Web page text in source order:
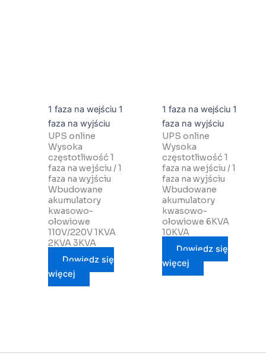
1 faza na wejściu 1
faza na wyjściu
UPS online
Wysoka
częstotliwość 1
faza na wejściu / 1
faza na wyjściu
Wbudowane
akumulatory
kwasowo-
ołowiowe
110V/220V 1KVA
2KVA 3KVA
Dowiedz się
więcej
1 faza na wejściu 1
faza na wyjściu
UPS online
Wysoka
częstotliwość 1
faza na wejściu / 1
faza na wyjściu
Wbudowane
akumulatory
kwasowo-
ołowiowe 6KVA
10KVA
Dowiedz się
więcej